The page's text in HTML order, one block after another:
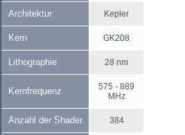
Architektur Kepler
Kern GK208
Lithographie 28 nm
Kernfrequenz
575 - 889
MHz
Anzahl der Shader 384